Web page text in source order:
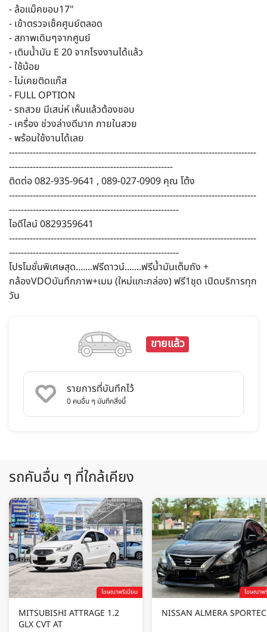
- ล้อแม็คขอบ17"
- เข้าตรวจเช็คศูนย์ตลอด
- สภาพเดิมๆจากศูนย์
- เติมน้ำมัน E 20 จากโรงงานได้แล้ว
- ใช้น้อย
- ไม่เคยติดแก๊ส
- FULL OPTION
- รถสวย มีเสน่ห์ เห็นแล้วต้องชอบ
- เครื่อง ช่วงล่างดีมาก ภายในสวย
- พร้อมใช้งานได้เลย
-----------------------------------------------------------------------------------
-------------------------------------------------------
ติดต่อ 082-935-9641 , 089-027-0909 คุณ โต้ง
-----------------------------------------------------------------------------------
---------------------------------------------------------
ไอดีไลน์ 0829359641
-----------------------------------------------------------------------------------
---------------------------------------------------------
โปรโมชั่นพิเศษสุด.......ฟรีดาวน์.......ฟรีน้ำมันเต็มถัง +
กล้องVDOบันทึกภาพ+เมม (ใหม่แกะกล่อง) ฟรี1ชุด เปิดบริการทุก
วัน
ขายแล้ว
รายการที่บันทึกไว้
0 คนอื่น ๆ บันทึกสิ่งนี้
รถคันอื่น ๆ ที่ใกล้เคียง
โฆษณาพรีเมียม
MITSUBISHI ATTRAGE 1.2
GLX CVT AT
โฆษณาพ
NISSAN ALMERA